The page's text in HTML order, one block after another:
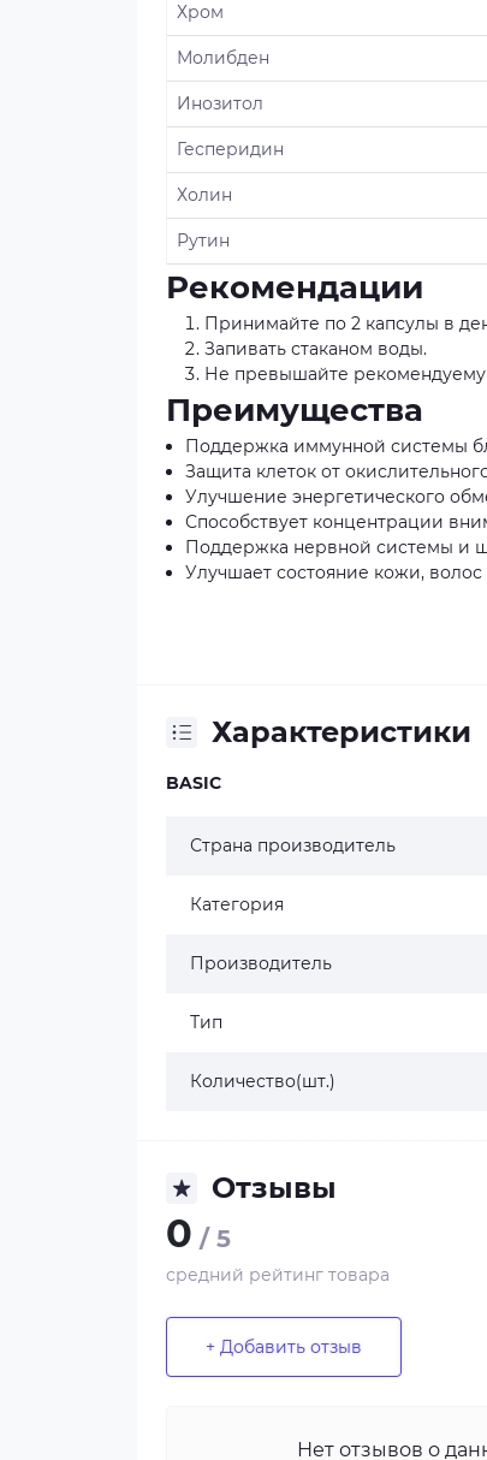
Хром
Молибден
Инозитол
Гесперидин
Холин
Рутин
Рекомендации
Принимайте по 2 капсулы в
Запивать стаканом воды.
Не превышайте
Преимущества
Поддержка иммунной системы
Защита клеток от
Улучшение энергетического
Способствует концентрации
Поддержка нервной системы и
Улучшает состояние кожи, волос
Характеристики
BASIC
Страна производитель
Категория
Производитель
Тип
Количество(шт.)
Отзывы
0 / 5
средний рейтинг товара
+ Добавить отзыв
Нет отзывов о